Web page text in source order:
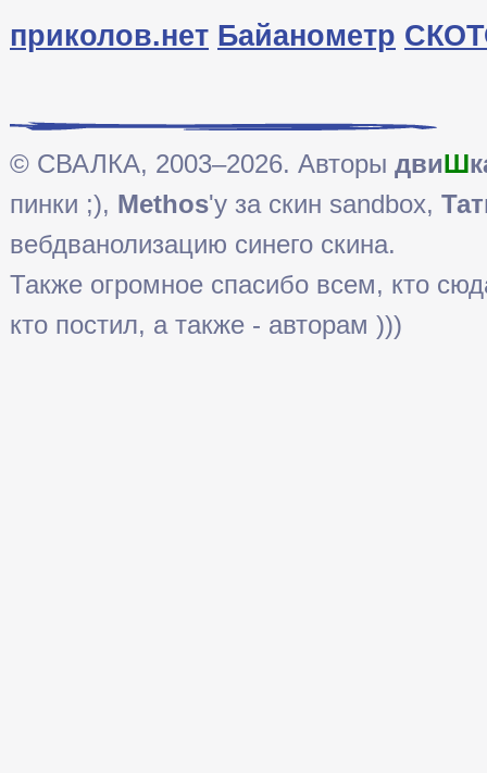
приколов.нет Байанометр
© СВАЛКА, 2003–2026. Авторы двиШ
пинки ;), Methos'у за скин sandbox,
вебдванолизацию синего скина.
Также огромное спасибо всем, кто
кто постил, а также - авторам )))